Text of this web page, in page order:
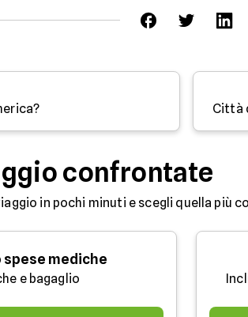
confrontate
in pochi minuti e scegli quella più
mediche
e bagaglio